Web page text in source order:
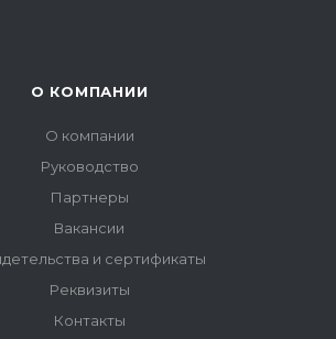
О КОМПАНИИ
О компании
Руководство
Партнеры
Вакансии
и сертификаты
Реквизиты
Контакты